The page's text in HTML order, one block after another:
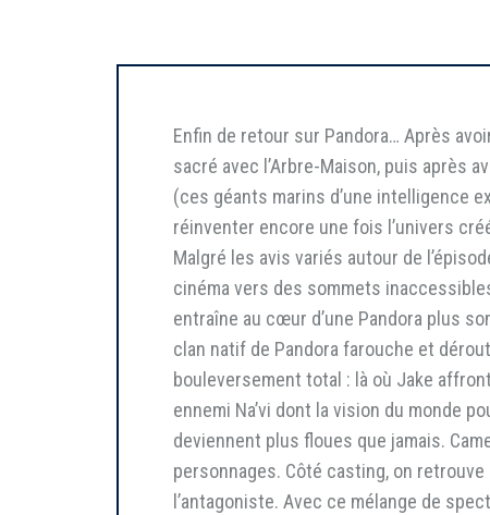
Enfin de retour sur Pandora… Après
sacré avec l’Arbre-Maison, puis après
(ces géants marins d’une intelligence
réinventer encore une fois l’univers
Malgré les avis variés autour de
cinéma vers des sommets
entraîne au cœur d’une Pandora plus
clan natif de Pandora farouche et
bouleversement total : là où Jake
ennemi Na’vi dont la vision du monde
deviennent plus floues que jamais.
personnages. Côté casting, on retrouve
l’antagoniste. Avec ce mélange de